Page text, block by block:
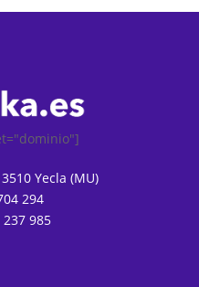
Yecla (MU)
294
985